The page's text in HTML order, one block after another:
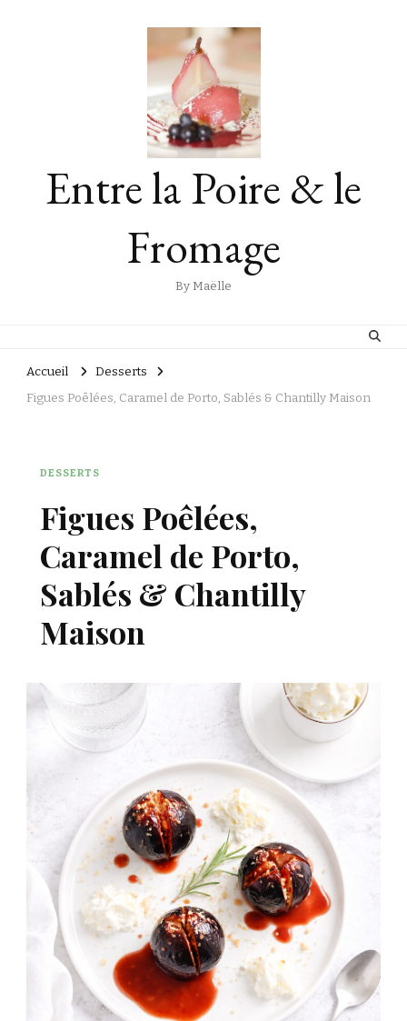
Entre la Poire & le
Fromage
By Maëlle
Accueil
Desserts
Figues Poêlées, Caramel de Porto, Sablés & Chantilly Maison
DESSERTS
Figues Poêlées,
Caramel de Porto,
Sablés & Chantilly
Maison